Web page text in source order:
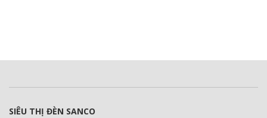
SIÊU THỊ ĐÈN SANCO